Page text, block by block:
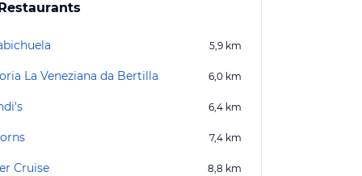
5,9 km
La Veneziana da Bertilla 6,0 km
6,4 km
7,4 km
Cruise 8,8 km